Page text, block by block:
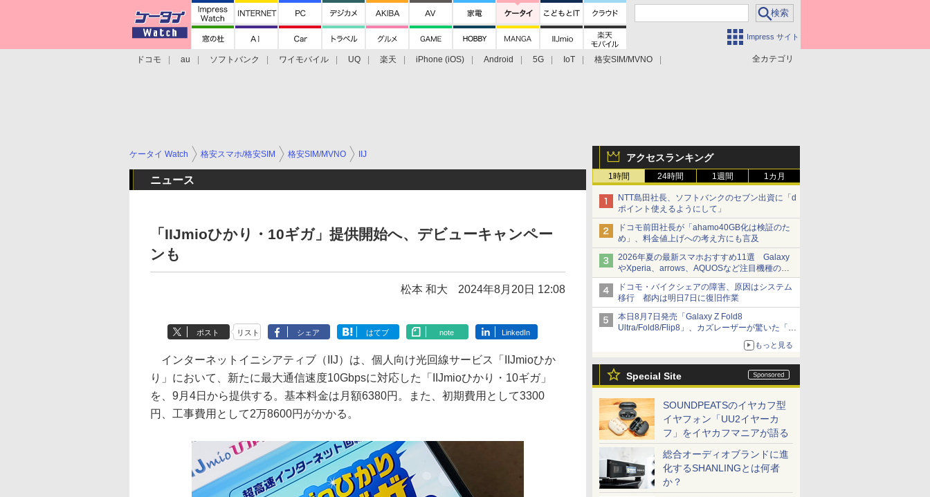
Impress サイト
全カテゴリ
ドコモ au ソフトバンク ワイモバイル UQ 楽天 iPhone (iOS) Android 5G IoT
格安SIM/MVNO
アクセスランキング
1時間 24時間 1週間 1カ月
NTT島田社長、ソフトバンクのセブン出資に「d
ポイント使えるようにして」
ドコモ前田社長が「ahamo40GB化は検証のた
め」、料金値上げへの考え方にも言及
2026年夏の最新スマホおすすめ11選 Galaxy
やXperia、arrows、AQUOSなど注目機種の特
徴は
ドコモ・バイクシェアの障害、原因はシステム
移行 都内は明日7日に復旧作業
本日8月7日発売「Galaxy Z Fold8
Ultra/Fold8/Flip8」、カズレーザーが驚いた「そ
もっと見る
Special Site
SOUNDPEATSのイヤカフ型
イヤフォン「UU2イヤーカ
フ」をイヤカフマニアが語る
総合オーディオブランドに進
化するSHANLINGとは何者
か？
ケータイ Watch 格安スマホ/格安SIM 格安SIM/MVNO IIJ
ニュース
「IIJmioひかり・10ギガ」提供開始へ、デビューキャンペー
ンも
松本 和大 2024年8月20日 12:08
ポスト リスト シェア はてブ note LinkedIn
インターネットイニシアティブ（IIJ）は、個人向け光回線サービス「IIJmioひか
り」において、新たに最大通信速度10Gbpsに対応した「IIJmioひかり・10ギガ」
を、9月4日から提供する。基本料金は月額6380円。また、初期費用として3300
円、工事費用として2万8600円がかかる。